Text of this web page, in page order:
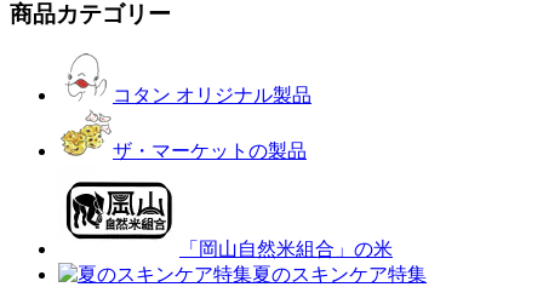
商品カテゴリー
コタン オリジナル製品
ザ・マーケットの製品
「岡山自然米組合」の米
夏のスキンケア特集